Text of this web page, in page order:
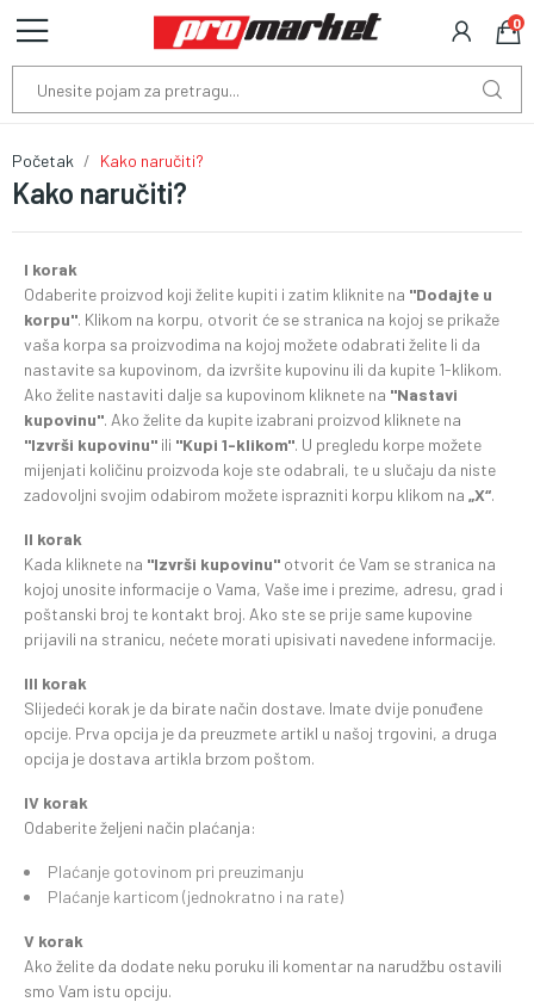
0
Kako naručiti?
Početak Kako naručiti?
I korak
Odaberite proizvod koji želite kupiti i zatim kliknite na "Dodajte u
korpu". Klikom na korpu, otvorit će se stranica na kojoj se prikaže
vaša korpa sa proizvodima na kojoj možete odabrati želite li da
nastavite sa kupovinom, da izvršite kupovinu ili da kupite 1-klikom.
Ako želite nastaviti dalje sa kupovinom kliknete na "Nastavi
kupovinu". Ako želite da kupite izabrani proizvod kliknete na
"Izvrši kupovinu" ili "Kupi 1-klikom". U pregledu korpe možete
mijenjati količinu proizvoda koje ste odabrali, te u slučaju da niste
zadovoljni svojim odabirom možete isprazniti korpu klikom na „X“.
II korak
Kada kliknete na "Izvrši kupovinu" otvorit će Vam se stranica na
kojoj unosite informacije o Vama, Vaše ime i prezime, adresu, grad i
poštanski broj te kontakt broj. Ako ste se prije same kupovine
prijavili na stranicu, nećete morati upisivati navedene informacije.
III korak
Slijedeći korak je da birate način dostave. Imate dvije ponuđene
opcije. Prva opcija je da preuzmete artikl u našoj trgovini, a druga
opcija je dostava artikla brzom poštom.
IV korak
Odaberite željeni način plaćanja:
Plaćanje gotovinom pri preuzimanju
Plaćanje karticom (jednokratno i na rate)
V korak
Ako želite da dodate neku poruku ili komentar na narudžbu ostavili
smo Vam istu opciju.